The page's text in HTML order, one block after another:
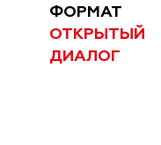
ФОРМАТ
ОТКРЫТЫЙ
ДИАЛОГ